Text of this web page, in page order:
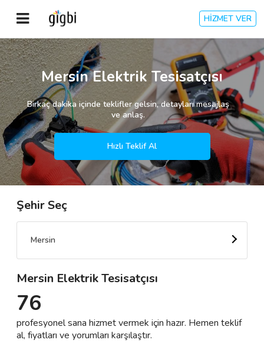
HİZMET VER
Anasayfa
Giriş Yap
Kayıt Ol
Kategoriler
🎈 Biz Kimiz?
🌟 Müşteri Değerlendirmeleri
Destek
İletişim
Mersin Elektrik Tesisatçısı
Birkaç dakika içinde teklifler gelsin, detayları mesajlaş
ve anlaş.
Hızlı Teklif Al
Şehir Seç
Mersin
Mersin Elektrik Tesisatçısı
76
profesyonel sana hizmet vermek için hazır. Hemen teklif
al, fiyatları ve yorumları karşılaştır.